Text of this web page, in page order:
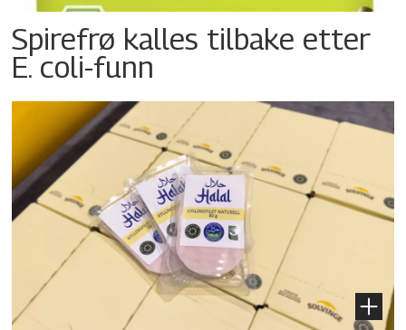
Spirefrø kalles tilbake etter
E. coli-funn